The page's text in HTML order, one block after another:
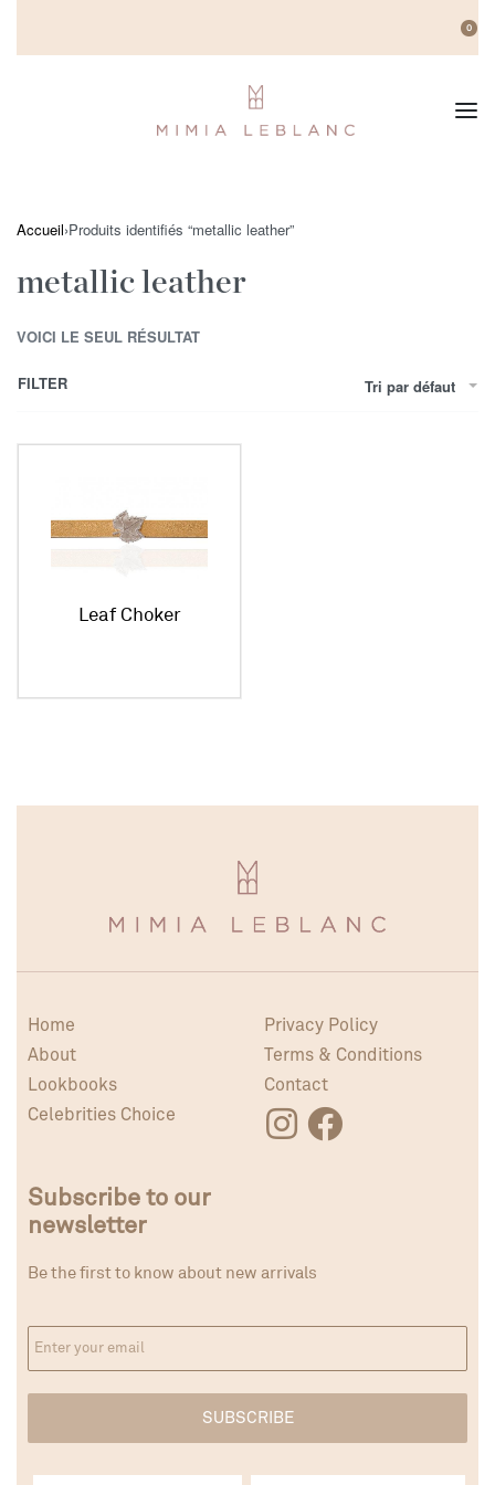
0
Accueil›Produits identifiés “metallic leather”
metallic leather
VOICI LE SEUL RÉSULTAT
Tri par défaut
FILTER
Leaf Choker
Home
About
Lookbooks
Celebrities Choice
Privacy Policy
Terms & Conditions
Contact
Subscribe to our
newsletter
Be the first to know about new arrivals